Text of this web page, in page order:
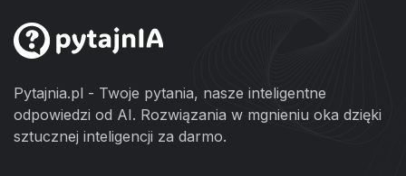
Pytajnia.pl - Twoje pytania, nasze inteligentne
odpowiedzi od AI. Rozwiązania w mgnieniu oka dzięki
sztucznej inteligencji za darmo.